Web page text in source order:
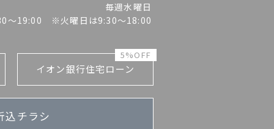
毎週水曜日
〜19:00 ※火曜日は9:30～18:00
イオン銀行住宅ローン
5%OFF
込チラシ